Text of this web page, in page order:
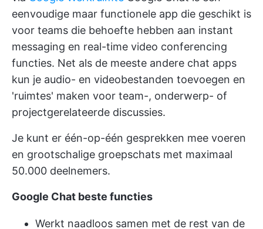
eenvoudige maar functionele app die geschikt is
voor teams die behoefte hebben aan instant
messaging en real-time video conferencing
functies. Net als de meeste andere chat apps
kun je audio- en videobestanden toevoegen en
'ruimtes' maken voor team-, onderwerp- of
projectgerelateerde discussies.
Je kunt er één-op-één gesprekken mee voeren
en grootschalige groepschats met maximaal
50.000 deelnemers.
Google Chat beste functies
Werkt naadloos samen met de rest van de